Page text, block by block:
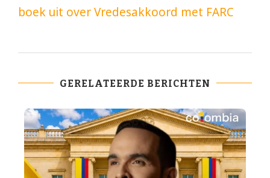
boek uit over Vredesakkoord met FARC
GERELATEERDE BERICHTEN